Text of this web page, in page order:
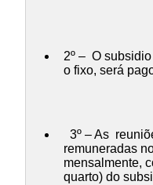
2º – O
o fixo, será
3º – As
remuneradas
mensalmente,
quarto) do